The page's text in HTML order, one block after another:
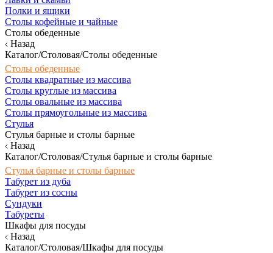
Полки и ящики
Столы кофейные и чайные
Столы обеденные
Назад
Каталог/Столовая/Столы обеденные
Столы обеденные
Столы квадратные из массива
Столы круглые из массива
Столы овальные из массива
Столы прямоугольные из массива
Стулья
Стулья барные и столы барные
Назад
Каталог/Столовая/Стулья барные и столы барные
Стулья барные и столы барные
Табурет из дуба
Табурет из сосны
Сундуки
Табуреты
Шкафы для посуды
Назад
Каталог/Столовая/Шкафы для посуды